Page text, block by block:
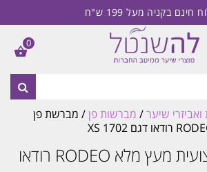
חינם בקניה מעל 199 ש"ח
שיער/ מברשות פן/ מברשת פן
מברשת פן מקצועית מעץ מלא RODEO רודאו
0